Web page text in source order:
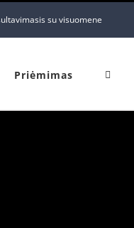
su visuomene
Priėmimas